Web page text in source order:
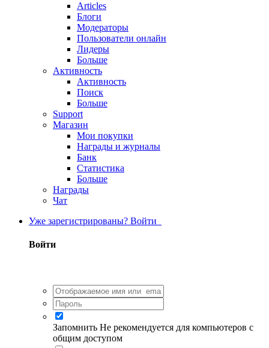
Articles
Блоги
Модераторы
Пользователи онлайн
Лидеры
Больше
Активность
Активность
Поиск
Больше
Support
Магазин
Мои покупки
Награды и журналы
Банк
Статистика
Больше
Награды
Чат
Уже зарегистрированы? Войти
Войти
Запомнить Не рекомендуется для компьютеров с
общим доступом